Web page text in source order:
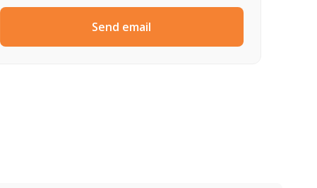
Send email